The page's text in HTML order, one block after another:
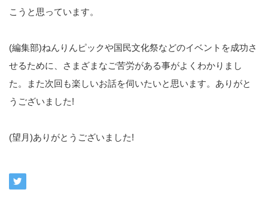
こうと思っています。
(編集部)ねんりんピックや国民文化祭などのイベントを成功さ
せるために、さまざまなご苦労がある事がよくわかりまし
た。また次回も楽しいお話を伺いたいと思います。ありがと
うございました!
(望月)ありがとうございました!